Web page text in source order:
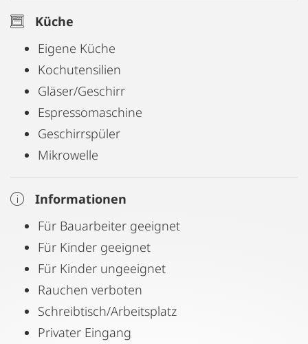
Küche
Eigene Küche
Kochutensilien
Gläser/Geschirr
Espressomaschine
Geschirrspüler
Mikrowelle
Informationen
Für Bauarbeiter geeignet
Für Kinder geeignet
Für Kinder ungeeignet
Rauchen verboten
Schreibtisch/Arbeitsplatz
Privater Eingang